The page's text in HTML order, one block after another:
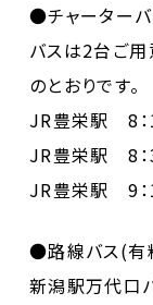
●チャーター
バスは2台ご用
のとおりです。
JR豊栄駅 8
JR豊栄駅 8
JR豊栄駅 9
●路線バス(有
新潟駅万代口